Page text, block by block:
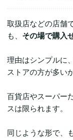
取扱店などの店舗
も、 その場で購入
理由はシンプルに
ストアの方が多い
百貨店やスーパー
スは限られます。
同じような形で、